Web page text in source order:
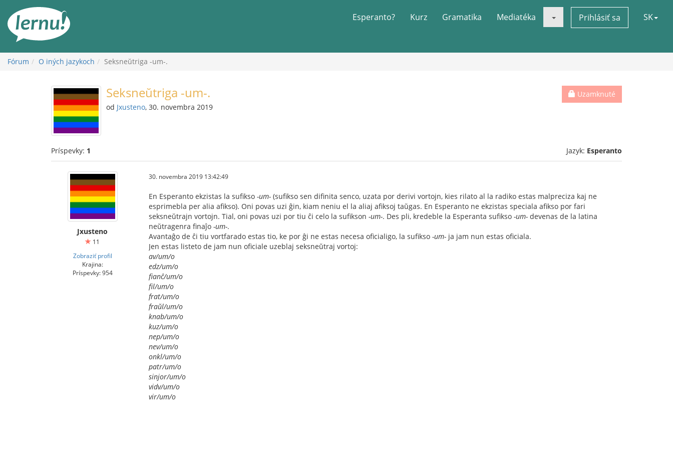
obsah
Esperanto? Kurz Gramatika Mediatéka Prihlásiť sa SK
Fórum O iných jazykoch Seksneŭtriga -um-.
Uzamknuté
Seksneŭtriga -um-.
od Jxusteno, 30. novembra 2019
Príspevky: 1 Jazyk: Esperanto
Jxusteno
11
Zobraziť profil
Krajina:
Príspevky: 954
30. novembra 2019 13:42:49
En Esperanto ekzistas la sufikso -um- (sufikso sen difinita senco, uzata por derivi vortojn, kies rilato al la radiko estas malpreciza kaj ne
esprimebla per alia afikso). Oni povas uzi ĝin, kiam neniu el la aliaj afiksoj taŭgas. En Esperanto ne ekzistas speciala afikso por fari
seksneŭtrajn vortojn. Tial, oni povas uzi por tiu ĉi celo la sufikson -um-. Des pli, kredeble la Esperanta sufikso -um- devenas de la latina
neŭtragenra finaĵo -um-.
Avantaĝo de ĉi tiu vortfarado estas tio, ke por ĝi ne estas necesa oficialigo, la sufikso -um- ja jam nun estas oficiala.
Jen estas listeto de jam nun oficiale uzeblaj seksneŭtraj vortoj:
av/um/o
edz/um/o
fianĉ/um/o
fil/um/o
frat/um/o
fraŭl/um/o
knab/um/o
kuz/um/o
nep/um/o
nev/um/o
onkl/um/o
patr/um/o
sinjor/um/o
vidv/um/o
vir/um/o